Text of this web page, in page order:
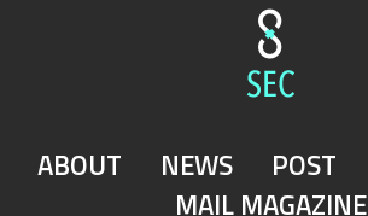
ABOUT NEWS POST
MAIL MAGAZINE